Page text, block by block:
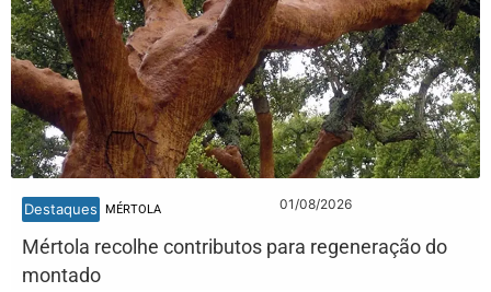
Destaques MÉRTOLA 01/08/2026
Mértola recolhe contributos para regeneração do
montado